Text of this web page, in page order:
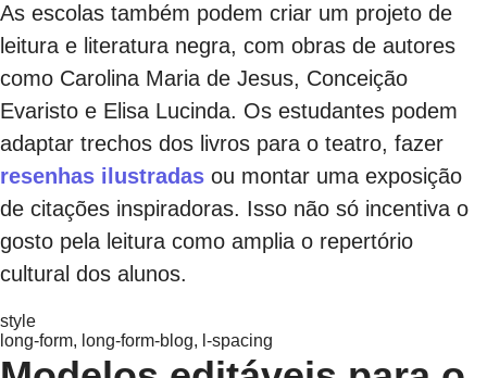
As escolas também podem criar um projeto de
leitura e literatura negra, com obras de autores
como Carolina Maria de Jesus, Conceição
Evaristo e Elisa Lucinda. Os estudantes podem
adaptar trechos dos livros para o teatro, fazer
resenhas ilustradas ou montar uma exposição
de citações inspiradoras. Isso não só incentiva o
gosto pela leitura como amplia o repertório
cultural dos alunos.
style
long-form, long-form-blog, l-spacing